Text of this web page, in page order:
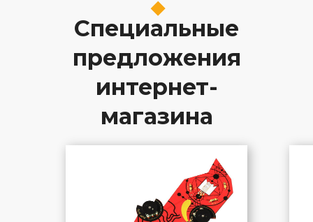
Специальные
предложения
интернет-
магазина